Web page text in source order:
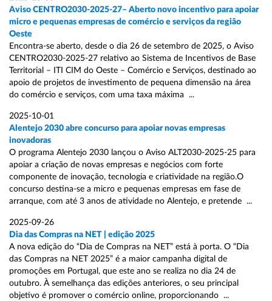
Aviso CENTRO2030-2025-27– Aberto novo incentivo para apoiar
micro e pequenas empresas de comércio e serviços da região
Oeste
Encontra-se aberto, desde o dia 26 de setembro de 2025, o Aviso
CENTRO2030-2025-27 relativo ao Sistema de Incentivos de Base
Territorial – ITI CIM do Oeste – Comércio e Serviços, destinado ao
apoio de projetos de investimento de pequena dimensão na área
do comércio e serviços, com uma taxa máxima ...
2025-10-01
Alentejo 2030 abre concurso para apoiar novas empresas
inovadoras
O programa Alentejo 2030 lançou o Aviso ALT2030-2025-25 para
apoiar a criação de novas empresas e negócios com forte
componente de inovação, tecnologia e criatividade na região.O
concurso destina-se a micro e pequenas empresas em fase de
arranque, com até 3 anos de atividade no Alentejo, e pretende ...
2025-09-26
Dia das Compras na NET | edição 2025
A nova edição do “Dia de Compras na NET” está à porta. O “Dia
das Compras na NET 2025” é a maior campanha digital de
promoções em Portugal, que este ano se realiza no dia 24 de
outubro. À semelhança das edições anteriores, o seu principal
objetivo é promover o comércio online, proporcionando ...